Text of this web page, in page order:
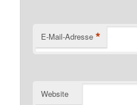
E-Mail-Adresse *
Website